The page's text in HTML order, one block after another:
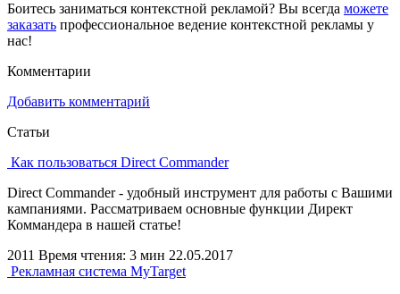
Боитесь заниматься контекстной рекламой? Вы всегда можете
заказать профессиональное ведение контекстной рекламы у
нас!
Комментарии
Добавить комментарий
Статьи
Как пользоваться Direct Commander
Direct Commander - удобный инструмент для работы с Вашими
кампаниями. Рассматриваем основные функции Директ
Коммандера в нашей статье!
2011 Время чтения: 3 мин 22.05.2017
Рекламная система MyTarget